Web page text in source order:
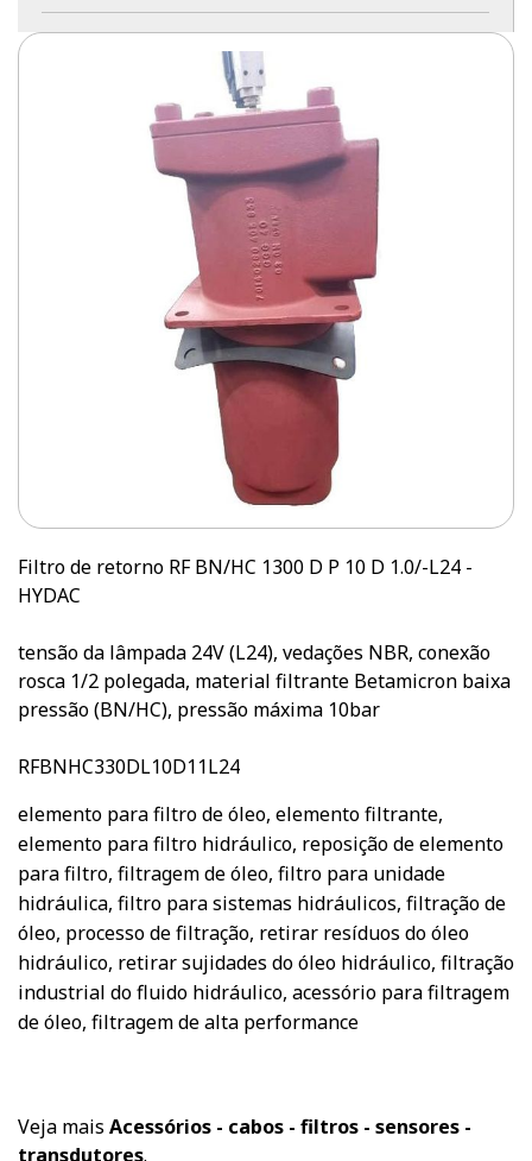
Filtro de retorno RF BN/HC 1300 D P 10 D 1.0/-L24 -
HYDAC
tensão da lâmpada 24V (L24), vedações NBR, conexão
rosca 1/2 polegada, material filtrante Betamicron baixa
pressão (BN/HC), pressão máxima 10bar
RFBNHC330DL10D11L24
elemento para filtro de óleo, elemento filtrante,
elemento para filtro hidráulico, reposição de elemento
para filtro, filtragem de óleo, filtro para unidade
hidráulica, filtro para sistemas hidráulicos, filtração de
óleo, processo de filtração, retirar resíduos do óleo
hidráulico, retirar sujidades do óleo hidráulico, filtração
industrial do fluido hidráulico, acessório para filtragem
de óleo, filtragem de alta performance
Veja mais Acessórios - cabos - filtros - sensores -
transdutores.